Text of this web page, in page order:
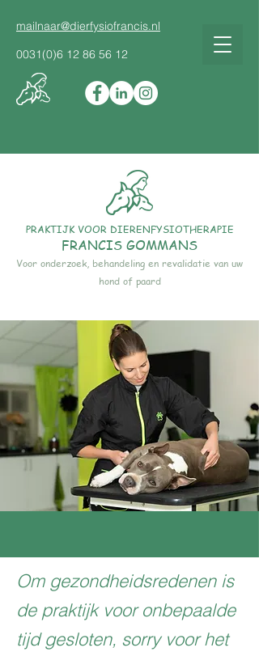
mailnaar@dierfysiofrancis.nl
0031(0)6 12 86 56 12
PRAKTIJK VOOR DIERENFYSIOTHERAPIE
FRANCIS GOMMANS
Voor onderzoek, behandeling en revalidatie van uw
hond of paard
Om gezondheidsredenen is
de praktijk voor onbepaalde
tijd gesloten, sorry voor het